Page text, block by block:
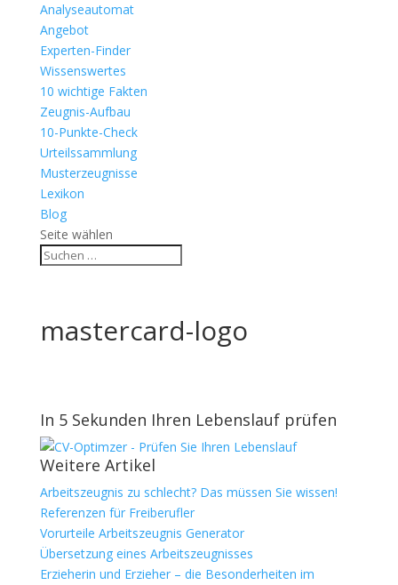
Analyseautomat
Angebot
Experten-Finder
Wissenswertes
10 wichtige Fakten
Zeugnis-Aufbau
10-Punkte-Check
Urteilssammlung
Musterzeugnisse
Lexikon
Blog
Seite wählen
mastercard-logo
In 5 Sekunden Ihren Lebenslauf prüfen
Weitere Artikel
Arbeitszeugnis zu schlecht? Das müssen Sie wissen!
Referenzen für Freiberufler
Vorurteile Arbeitszeugnis Generator
Übersetzung eines Arbeitszeugnisses
Erzieherin und Erzieher – die Besonderheiten im